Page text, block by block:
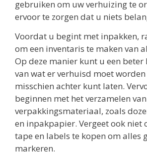
gebruiken om uw verhuizing te
ervoor te zorgen dat u niets
Voordat u begint met inpakken,
om een inventaris te maken van
Op deze manier kunt u een
van wat er verhuisd moet worden
misschien achter kunt laten.
beginnen met het verzamelen van
verpakkingsmateriaal, zoals
en inpakpapier. Vergeet ook niet
tape en labels te kopen om alles
markeren.